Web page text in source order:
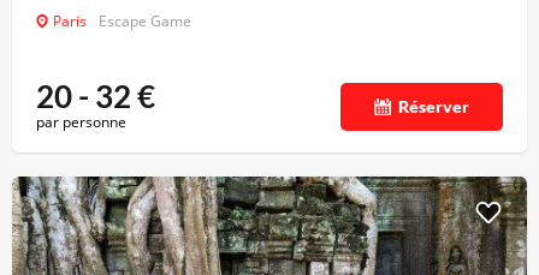
Paris Escape Game
20 - 32€
par personne
Réserver